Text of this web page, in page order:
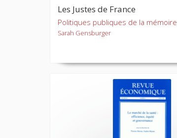
Les Justes de France
Politiques publiques de la mémoire
Sarah Gensburger